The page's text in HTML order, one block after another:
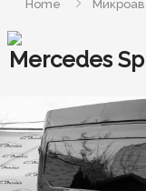
Home
Mercedes